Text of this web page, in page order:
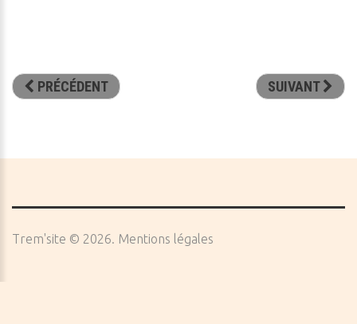
PRÉCÉDENT SUIVANT
Trem'site © 2026 Mentions légales